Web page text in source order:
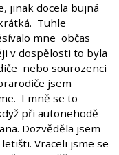
jinak docela bujná
Tuhle
mne občas
v dospělosti to byla
nebo sourozenci
jsem
I mně se to
při autonehodě
Dozvěděla jsem
Vraceli jsme se